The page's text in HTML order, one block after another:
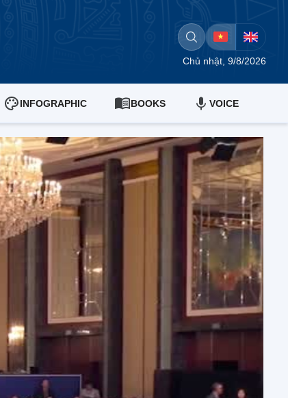
Chủ nhật, 9/8/2026
INFOGRAPHIC BOOKS VOICE